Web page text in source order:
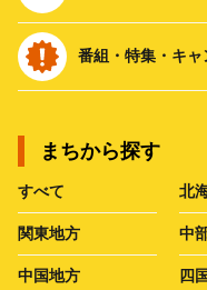
番組・特集・キ
まちから探す
すべて 北
関東地方 中
中国地方 四